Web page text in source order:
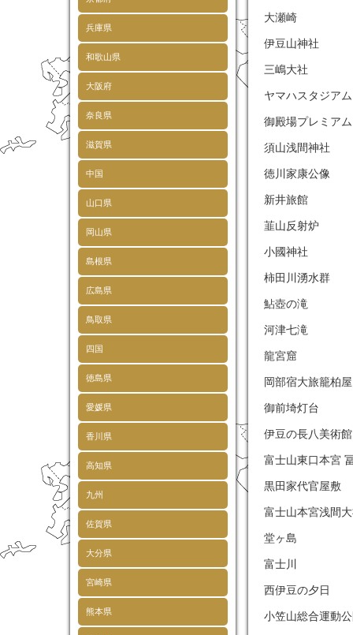
兵庫県
和歌山県
大阪府
奈良県
滋賀県
中国
山口県
岡山県
島根県
広島県
鳥取県
四国
徳島県
愛媛県
香川県
高知県
九州
佐賀県
大分県
宮崎県
熊本県
大瀬崎
伊豆山神社
三嶋大社
ヤマハスタジア
御殿場プレミア
須山浅間神社
徳川家康公像
新井旅館
韮山反射炉
小國神社
柿田川湧水群
鮎壺の滝
河津七滝
龍宮窟
岡部宿大旅籠柏
御前埼灯台
伊豆の長八美術
富士山東口本宮
黒田家代官屋敷
富士山本宮浅間
堂ヶ島
富士川
西伊豆の夕日
小笠山総合運動